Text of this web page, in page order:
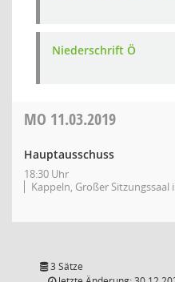
Niederschrift Ö
MO 11.03.2019
Hauptausschuss
18:30 Uhr
Kappeln, Großer Sitzungssaal
3 Sätze